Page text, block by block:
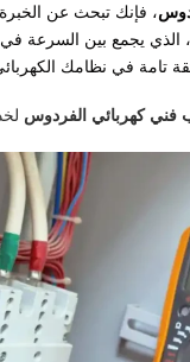
، فإنك تبحث عن
الذي يجمع بين السرعة
تامة في نظامك
فني كهربائي الفردوس